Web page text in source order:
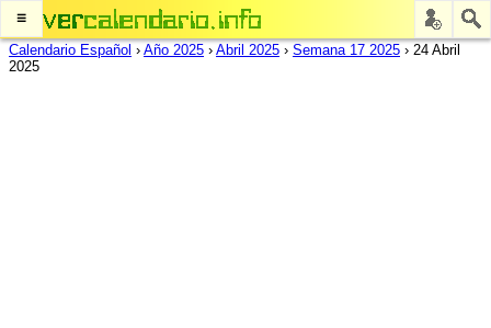
≡
Calendario Español › Año 2025 › Abril 2025 › Semana 17 2025 › 24 Abril
2025